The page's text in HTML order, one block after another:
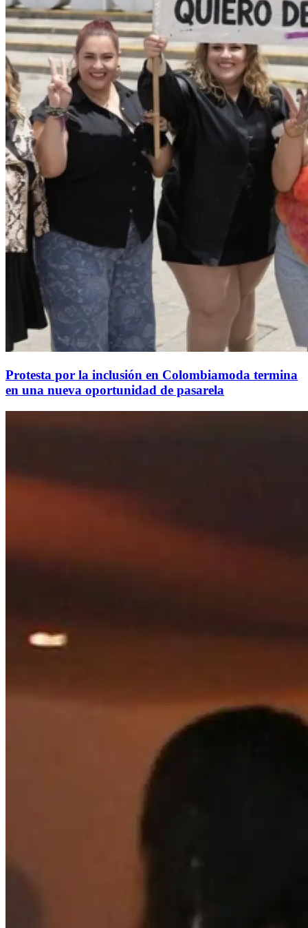
Protesta por la inclusión en Colombiamoda termina
en una nueva oportunidad de pasarela